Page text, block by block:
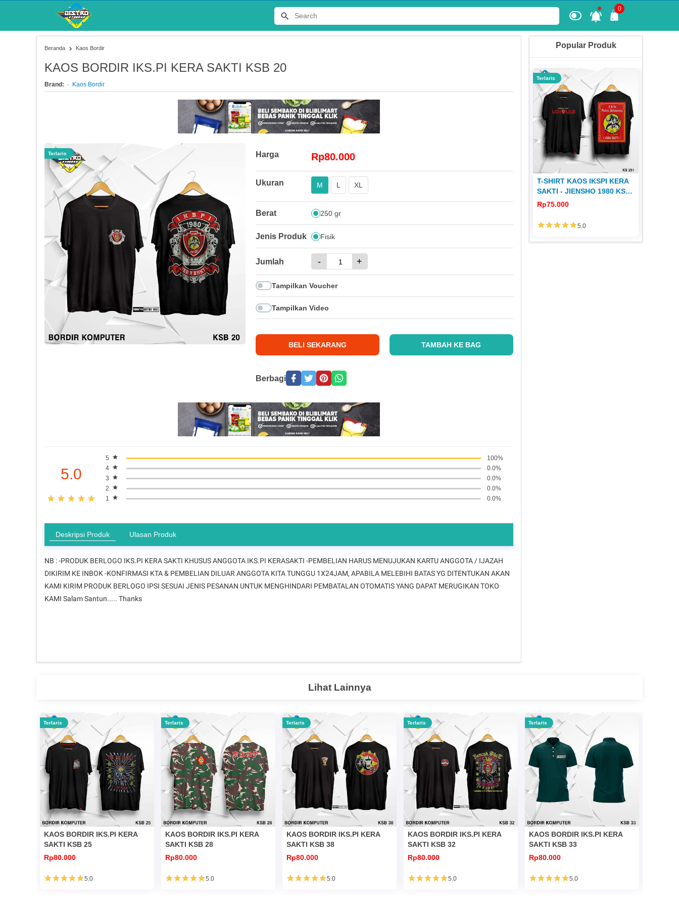
0
Beranda Kaos Bordir
KAOS BORDIR IKS.PI KERA SAKTI KSB 20
Brand: Kaos Bordir
Terlaris Harga Rp80.000
Ukuran M L XL
Berat 250 gr
Jenis Produk Fisik
Jumlah - +
Tampilkan Voucher
Tampilkan Video
BELI SEKARANG TAMBAH KE BAG
Berbagi
5.0
5
100%
4
0.0%
3
0.0%
2
0.0%
1
0.0%
Deskripsi Produk Ulasan Produk
NB : -PRODUK BERLOGO IKS.PI KERA SAKTI KHUSUS ANGGOTA IKS.PI KERASAKTI -PEMBELIAN HARUS MENUJUKAN KARTU ANGGOTA / IJAZAH
DIKIRIM KE INBOK -KONFIRMASI KTA & PEMBELIAN DILUAR ANGGOTA KITA TUNGGU 1X24JAM, APABILA MELEBIHI BATAS YG DITENTUKAN AKAN
KAMI KIRIM PRODUK BERLOGO IPSI SESUAI JENIS PESANAN UNTUK MENGHINDARI PEMBATALAN OTOMATIS YANG DAPAT MERUGIKAN TOKO
KAMI Salam Santun..... Thanks
Popular Produk
Rp65.000
5.0
Terlaris
T-SHIRT KAOS IKSPI KERA
SAKTI - JIENSHO 1980 KS
251
Rp75.000
5.0
Lihat Lainnya
Terlaris
KAOS BORDIR IKS.PI KERA
SAKTI KSB 25
Rp80.000
5.0
Terlaris
KAOS BORDIR IKS.PI KERA
SAKTI KSB 28
Rp80.000
5.0
Terlaris
KAOS BORDIR IKS.PI KERA
SAKTI KSB 38
Rp80.000
5.0
Terlaris
KAOS BORDIR IKS.PI KERA
SAKTI KSB 32
Rp80.000
5.0
Terlaris
KAOS BORDIR IKS.PI KERA
SAKTI KSB 33
Rp80.000
5.0